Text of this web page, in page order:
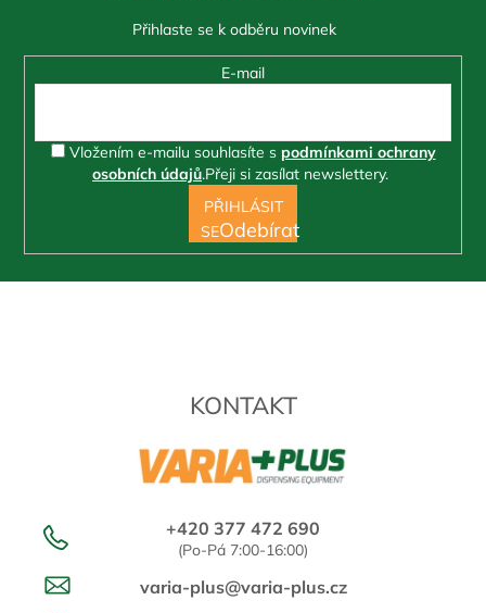
KONTAKT
+420 377 472 690
(Po-Pá 7:00-16:00)
varia-plus@varia-plus.cz
E-mail
Vložením e-mailu souhlasíte s podmínkami ochrany
osobních údajů.Přeji si zasílat newslettery.
PŘIHLÁSIT
SE